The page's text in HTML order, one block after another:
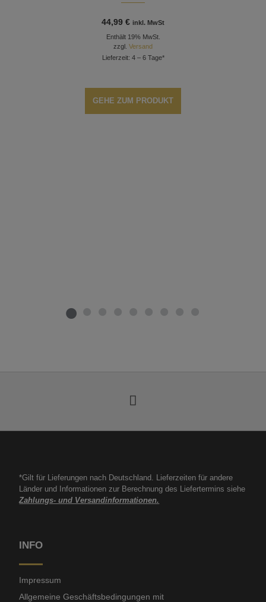
44,99€ inkl. MwSt
Enthält 19% MwSt.
zzgl.Versand
Lieferzeit: 4 – 6 Tage*
GEHE ZUM PRODUKT
*Gilt für Lieferungen nach Deutschland. Lieferzeiten für andere
Länder und Informationen zur Berechnung des Liefertermins siehe
Zahlungs- und Versandinformationen.
INFO
Impressum
Allgemeine Geschäftsbedingungen mit